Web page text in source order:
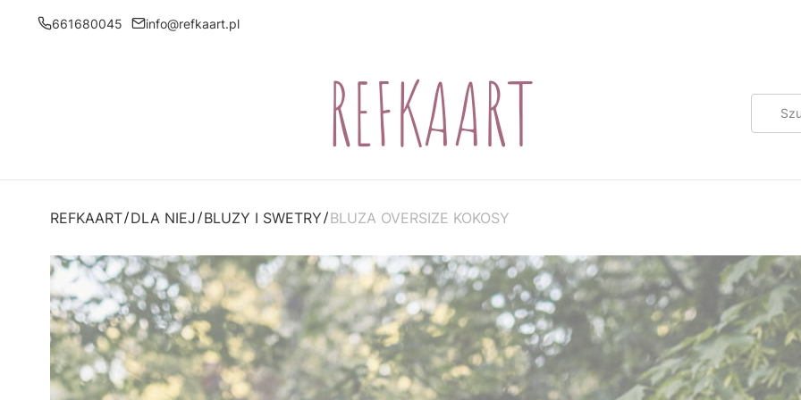
661680045 info@refkaart.pl
REFKAART DLA NIEJ BLUZY I SWETRY BLUZA OVERSIZE KOKOSY